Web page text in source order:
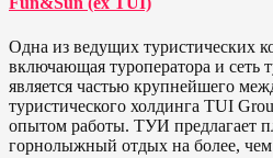
Одна из ведущих туристических
включающая туроператора и сеть
является частью крупнейшего
туристического холдинга TUI
опытом работы. ТУИ предлагает
горнолыжный отдых на более,